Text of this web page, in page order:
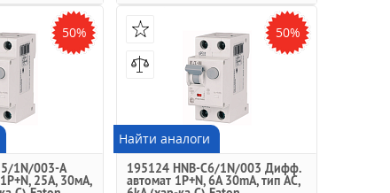
50%
1N/003-A
25A, 30мА,
50%
Найти аналоги
195124 HNB-C6/1N/003 Дифф.
автомат 1P+N, 6A 30mA, тип AC,